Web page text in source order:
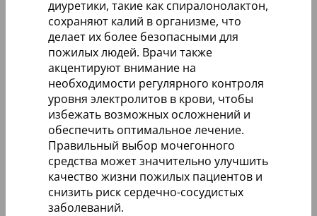
диуретики, такие как спиралонолактон,
сохраняют калий в организме, что
делает их более безопасными для
пожилых людей. Врачи также
акцентируют внимание на
необходимости регулярного контроля
уровня электролитов в крови, чтобы
избежать возможных осложнений и
обеспечить оптимальное лечение.
Правильный выбор мочегонного
средства может значительно улучшить
качество жизни пожилых пациентов и
снизить риск сердечно-сосудистых
заболеваний.